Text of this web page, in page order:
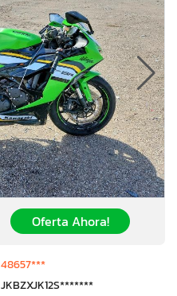
Oferta Ahora!
48657***
JKBZXJK12S*******